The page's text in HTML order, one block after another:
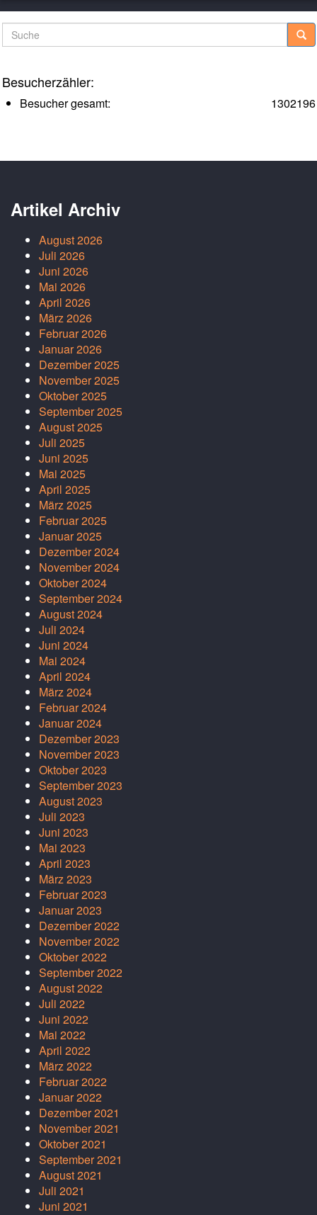
Suche
Besucherzähler:
1302196
Besucher gesamt:
Artikel Archiv
August 2026
Juli 2026
Juni 2026
Mai 2026
April 2026
März 2026
Februar 2026
Januar 2026
Dezember 2025
November 2025
Oktober 2025
September 2025
August 2025
Juli 2025
Juni 2025
Mai 2025
April 2025
März 2025
Februar 2025
Januar 2025
Dezember 2024
November 2024
Oktober 2024
September 2024
August 2024
Juli 2024
Juni 2024
Mai 2024
April 2024
März 2024
Februar 2024
Januar 2024
Dezember 2023
November 2023
Oktober 2023
September 2023
August 2023
Juli 2023
Juni 2023
Mai 2023
April 2023
März 2023
Februar 2023
Januar 2023
Dezember 2022
November 2022
Oktober 2022
September 2022
August 2022
Juli 2022
Juni 2022
Mai 2022
April 2022
März 2022
Februar 2022
Januar 2022
Dezember 2021
November 2021
Oktober 2021
September 2021
August 2021
Juli 2021
Juni 2021